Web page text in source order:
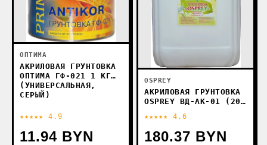
ОПТИМА
АКРИЛОВАЯ ГРУНТОВКА
ОПТИМА ГФ-021 1 КГ
(УНИВЕРСАЛЬНАЯ,
СЕРЫЙ)
★★★★★ 4.9
11.94 BYN
OSPREY
АКРИЛОВАЯ ГРУНТОВКА
OSPREY ВД-АК-01 (20
★★★★★ 4.6
180.37 BYN